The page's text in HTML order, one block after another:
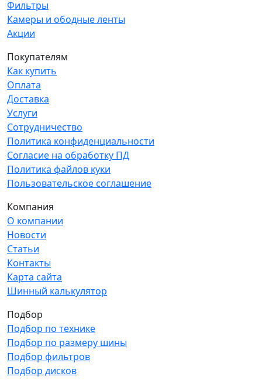
Фильтры
Камеры и ободные ленты
Акции
Покупателям
Как купить
Оплата
Доставка
Услуги
Сотрудничество
Политика конфиденциальности
Согласие на обработку ПД
Политика файлов куки
Пользовательское соглашение
Компания
О компании
Новости
Статьи
Контакты
Карта сайта
Шинный калькулятор
Подбор
Подбор по технике
Подбор по размеру шины
Подбор фильтров
Подбор дисков